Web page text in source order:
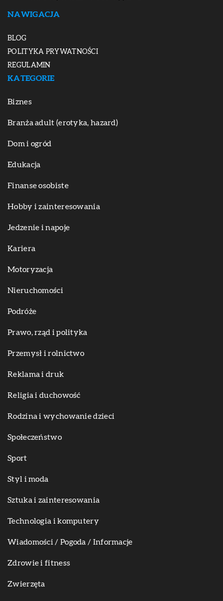
NAWIGACJA
BLOG
POLITYKA PRYWATNOŚCI
REGULAMIN
KATEGORIE
Biznes
Branża adult (erotyka, hazard)
Dom i ogród
Edukacja
Finanse osobiste
Hobby i zainteresowania
Jedzenie i napoje
Kariera
Motoryzacja
Nieruchomości
Podróże
Prawo, rząd i polityka
Przemysł i rolnictwo
Reklama i druk
Religia i duchowość
Rodzina i wychowanie dzieci
Społeczeństwo
Sport
Styl i moda
Sztuka i zainteresowania
Technologia i komputery
Wiadomości / Pogoda / Informacje
Zdrowie i fitness
Zwierzęta